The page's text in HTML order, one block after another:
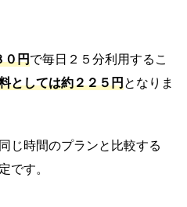
０円で毎日２５分利用するこ
としては約２２５円となりま
じ時間のプランと比較する
です。